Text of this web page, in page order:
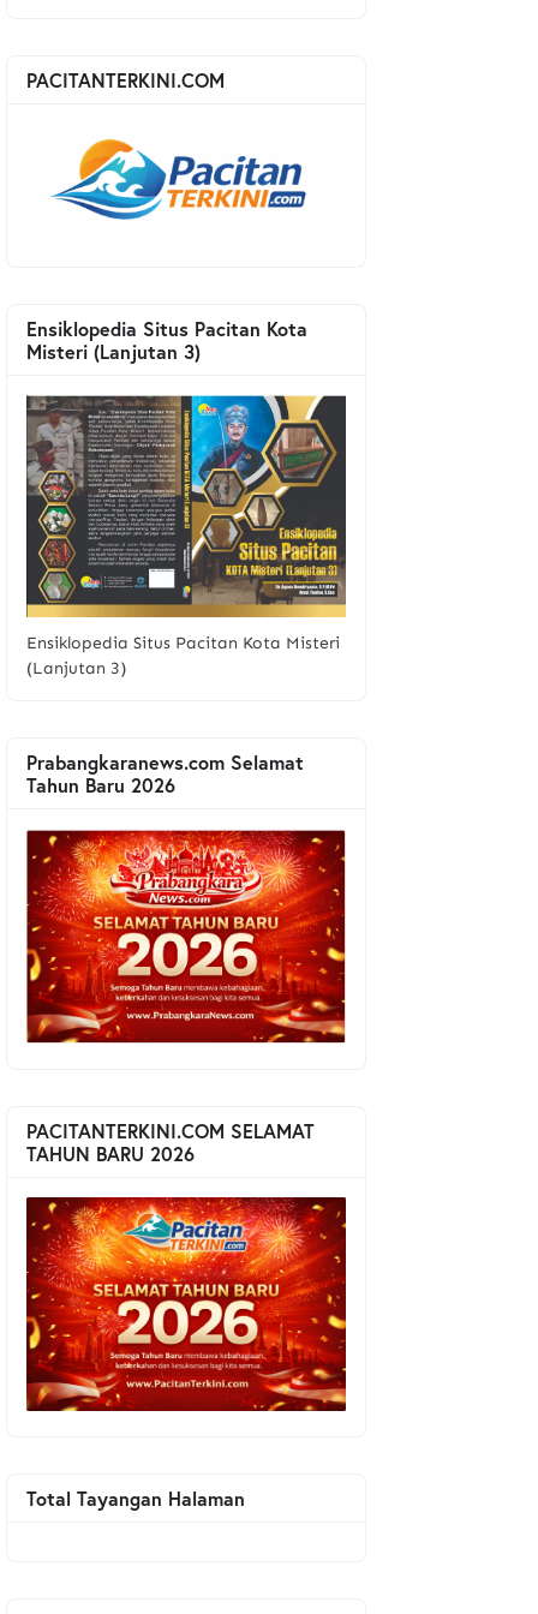
PACITANTERKINI.COM
Ensiklopedia Situs Pacitan Kota
Misteri (Lanjutan 3)
Ensiklopedia Situs Pacitan Kota Misteri
(Lanjutan 3)
Prabangkaranews.com Selamat
Tahun Baru 2026
PACITANTERKINI.COM SELAMAT
TAHUN BARU 2026
Total Tayangan Halaman